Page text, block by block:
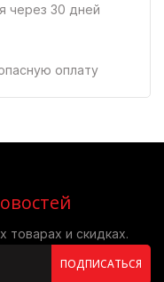
через 30 дней
оплату
и скидках.
ПОДПИСАТЬСЯ